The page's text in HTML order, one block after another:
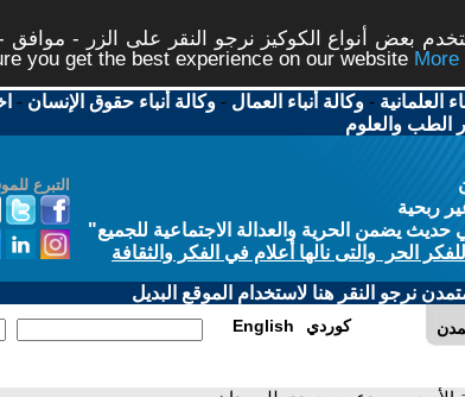
بعض أنواع الكوكيز نرجو النقر على الزر - موافق
you get the best experience on our website
العلمانية -وكالة أنباء العمال -وكالة أنباء حقوق الإنسان -
الطب والعلوم
التبرع
ربحية
يضمن الحرية والعدالة الاجتماعية للجميع"
الحر والتى نالها أعلام في الفكر والثقافة
نرجو النقر هنا لاستخدام الموقع البديل
English كوردي